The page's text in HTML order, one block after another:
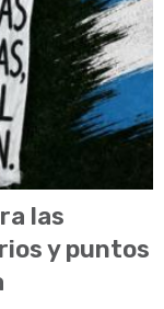
las
y puntos